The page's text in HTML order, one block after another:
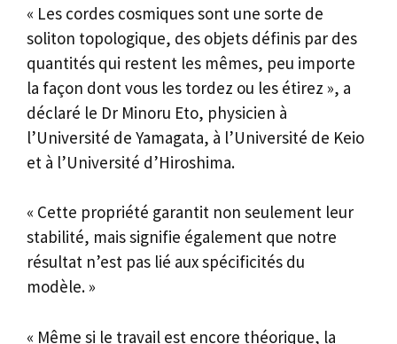
« Les cordes cosmiques sont une sorte de
soliton topologique, des objets définis par des
quantités qui restent les mêmes, peu importe
la façon dont vous les tordez ou les étirez », a
déclaré le Dr Minoru Eto, physicien à
l’Université de Yamagata, à l’Université de Keio
et à l’Université d’Hiroshima.
« Cette propriété garantit non seulement leur
stabilité, mais signifie également que notre
résultat n’est pas lié aux spécificités du
modèle. »
« Même si le travail est encore théorique, la